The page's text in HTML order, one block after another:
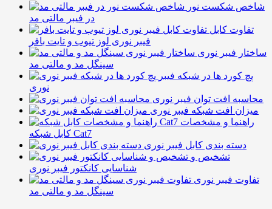
شاخص شکست نور
در فیبر مالتی مد
تفاوت کابل
فیبر نوری لوز تیوب و تایت بافر
ساختار فیبر نوری
سینگل مد و مالتی مد
پچ کورد ها در شبکه فیبر
نوری
محاسبه افت توان فیبر نوری
میزان افت شبکه فیبر نوری
راهنما و مشخصات
کابل شبکه Cat7
دسته بندی کابل فیبر نوری
تشخیص و
شناسایی کانکتور فیبر نوری
تفاوت فیبر نوری
سینگل مد و مالتی مد